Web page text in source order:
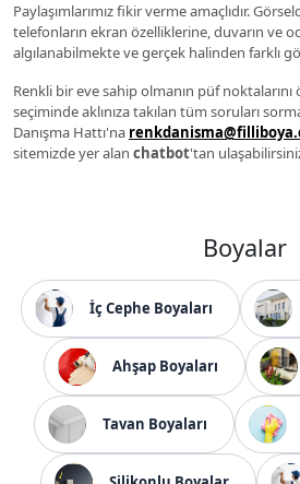
Paylaşımlarımız fikir verme amaçlıdır.
telefonların ekran özelliklerine, duvarın ve
algılanabilmekte ve gerçek halinden farklı
Renkli bir eve sahip olmanın püf
seçiminde aklınıza takılan tüm soruları
Danışma Hattı'na
sitemizde yer alan chatbot'tan
Boyalar
İç Cephe Boyaları
Ahşap Boyaları
Tavan Boyaları